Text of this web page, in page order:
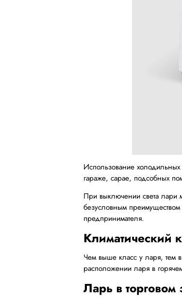
Использование
гараже, сарае, подсобных
При выключении света лари
безусловным преимуществом
предпринимателя.
Климатический
Чем выше класс у ларя, тем
расположении ларя в
Ларь в торговом